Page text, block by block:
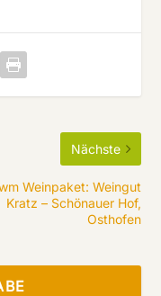
Nächste
Weinpaket: Weingut
Kratz – Schönauer Hof,
Osthofen